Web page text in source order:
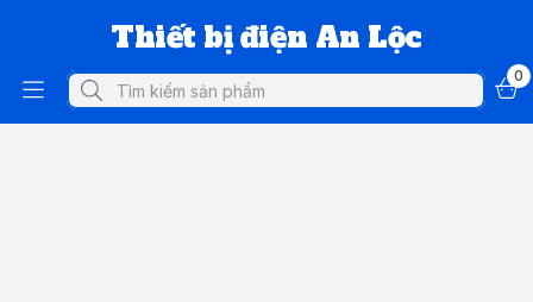
Thiết bị điện An Lộc
0